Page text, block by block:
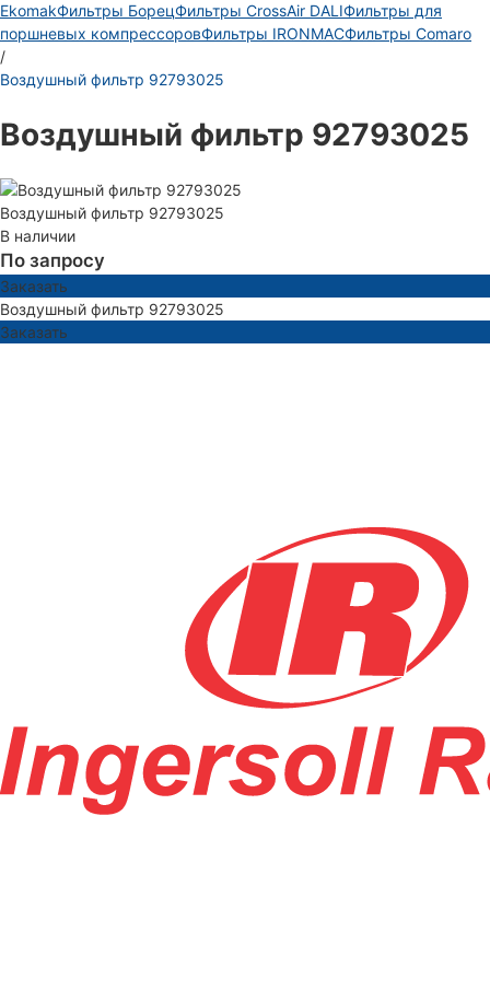
EkomakФильтры БорецФильтры CrossAir DALIФильтры для
поршневых компрессоровФильтры IRONMACФильтры Comaro
/
Воздушный фильтр 92793025
Воздушный фильтр 92793025
Воздушный фильтр 92793025
В наличии
По запросу
Заказать
Воздушный фильтр 92793025
Заказать